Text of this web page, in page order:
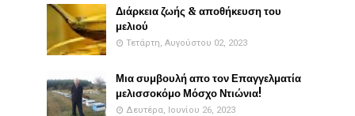
Διάρκεια ζωής & αποθήκευση του
μελιού
Τετάρτη, Αυγούστου 02, 2023
Μια συμβουλή απο τον Επαγγελματία
μελισσοκόμο Μόσχο Ντιώνια!
Δευτέρα, Ιουνίου 26, 2023